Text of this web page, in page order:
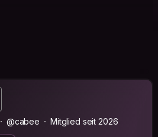
@cabee Mitglied seit 2026